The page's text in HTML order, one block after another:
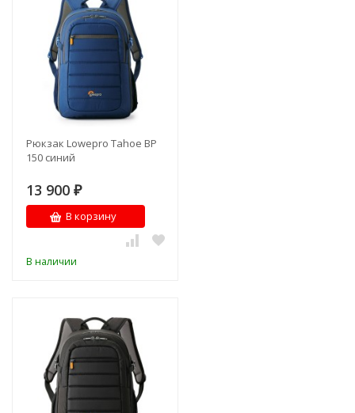
Рюкзак Lowepro Tahoe BP
150 синий
13 900 ₽
В корзину
В наличии